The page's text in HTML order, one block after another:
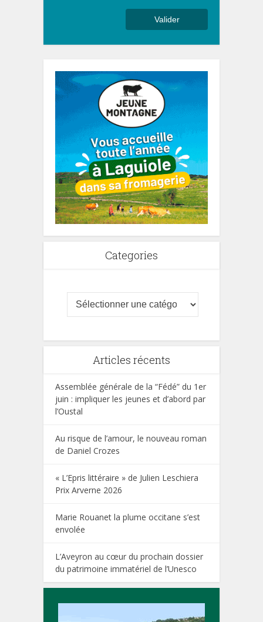
Categories
Articles récents
Assemblée générale de la “Fédé” du 1er
juin : impliquer les jeunes et d’abord par
l’Oustal
Au risque de l’amour, le nouveau roman
de Daniel Crozes
« L’Epris littéraire » de Julien Leschiera
Prix Arverne 2026
Marie Rouanet la plume occitane s’est
envolée
L’Aveyron au cœur du prochain dossier
du patrimoine immatériel de l’Unesco